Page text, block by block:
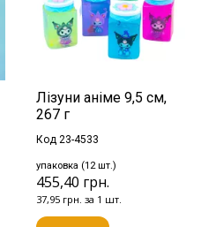
Лізуни аніме 9,5 см,
267 г
Код 23-4533
упаковка (12 шт.)
455,40 грн.
37,95 грн. за 1 шт.